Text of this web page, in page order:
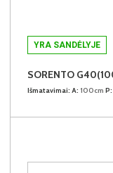
YRA SANDĖLYJE
Išmatavimai: A: 100cm P: